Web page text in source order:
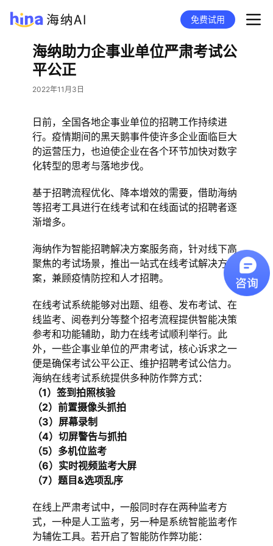
免费试用
海纳助力企事业单位严肃考试公
平公正
2022年11月3日
日前，全国各地企事业单位的招聘工作持续进
行。疫情期间的黑天鹅事件使许多企业面临巨大
的运营压力，也迫使企业在各个环节加快对数字
化转型的思考与落地步伐。
基于招聘流程优化、降本增效的需要，借助海纳
等招考工具进行在线考试和在线面试的招聘者逐
渐增多。
海纳作为智能招聘解决方案服务商，针对线下高
聚焦的考试场景，推出一站式在线考试解决方
案，兼顾疫情防控和人才招聘。
在线考试系统能够对出题、组卷、发布考试、在
线监考、阅卷判分等整个招考流程提供智能决策
参考和功能辅助，助力在线考试顺利举行。此
外，一些企事业单位的严肃考试，核心诉求之一
便是确保考试公平公正、维护招聘考试公信力。
海纳在线考试系统提供多种防作弊方式：
（1）签到拍照核验
（2）前置摄像头抓拍
（3）屏幕录制
（4）切屏警告与抓拍
（5）多机位监考
（6）实时视频监考大屏
（7）题目&选项乱序
在线上严肃考试中，一般同时存在两种监考方
式，一种是人工监考，另一种是系统智能监考作
为辅佐工具。若开启了智能防作弊功能：